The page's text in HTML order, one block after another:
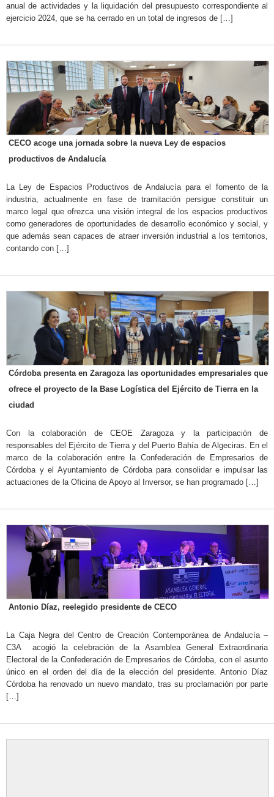
anual de actividades y la liquidación del presupuesto correspondiente al
ejercicio 2024, que se ha cerrado en un total de ingresos de […]
CECO acoge una jornada sobre la nueva Ley de espacios
productivos de Andalucía
La Ley de Espacios Productivos de Andalucía para el fomento de la
industria, actualmente en fase de tramitación persigue constituir un
marco legal que ofrezca una visión integral de los espacios productivos
como generadores de oportunidades de desarrollo económico y social, y
que además sean capaces de atraer inversión industrial a los territorios,
contando con […]
Córdoba presenta en Zaragoza las oportunidades empresariales que
ofrece el proyecto de la Base Logística del Ejército de Tierra en la
ciudad
Con la colaboración de CEOE Zaragoza y la participación de
responsables del Ejército de Tierra y del Puerto Bahía de Algeciras. En el
marco de la colaboración entre la Confederación de Empresarios de
Córdoba y el Ayuntamiento de Córdoba para consolidar e impulsar las
actuaciones de la Oficina de Apoyo al Inversor, se han programado […]
Antonio Díaz, reelegido presidente de CECO
La Caja Negra del Centro de Creación Contemporánea de Andalucía –
C3A acogió la celebración de la Asamblea General Extraordinaria
Electoral de la Confederación de Empresarios de Córdoba, con el asunto
único en el orden del día de la elección del presidente. Antonio Díaz
Córdoba ha renovado un nuevo mandato, tras su proclamación por parte
[…]